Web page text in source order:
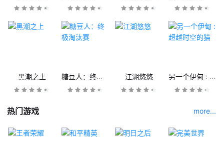
黑潮之上 糖豆人：终极淘汰赛 江湖悠悠 另一个伊甸 : 超越时空的猫
热门游戏 more...